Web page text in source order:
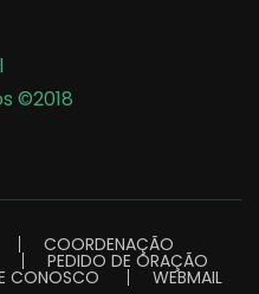
©2018
COORDENAÇÃO
PEDIDO DE ORAÇÃO
CONOSCO WEBMAIL